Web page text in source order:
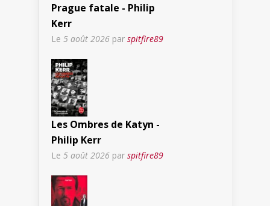
Prague fatale - Philip
Kerr
Le 5 août 2026 par spitfire89
Les Ombres de Katyn -
Philip Kerr
Le 5 août 2026 par spitfire89